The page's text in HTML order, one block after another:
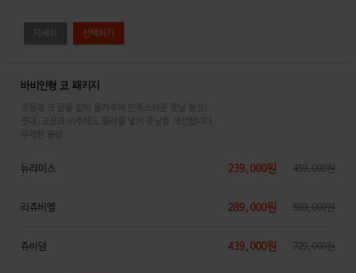
자세히
바비인형 코 패키지
콧등과 코 끝을 같이 올려주어 만족스러운 콧날 형성!
콧대,코끝과 비주에도 필러를 넣어 콧날을 개선합니다
무제한 용량
뉴라미스 239,000원 459,000원
리쥬비엘 289,000원 559,000원
쥬비덤 439,000원 729,000원